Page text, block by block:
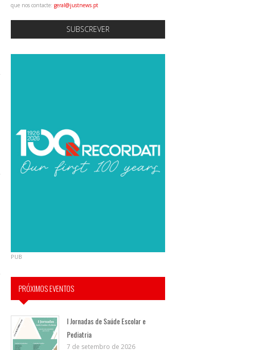
que nos contacte: geral@justnews.pt
SUBSCREVER
PUB
PRÓXIMOS EVENTOS
I Jornadas de Saúde Escolar e
Pediatria
7 de setembro de 2026